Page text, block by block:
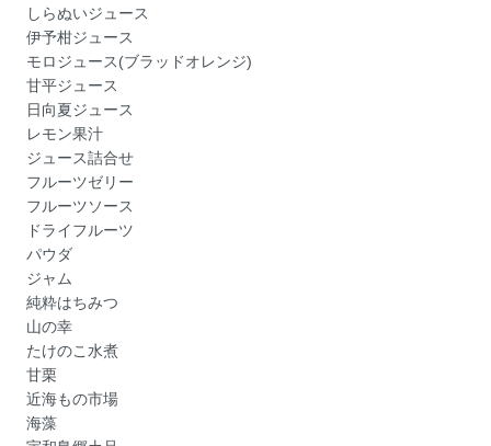
しらぬいジュース
伊予柑ジュース
モロジュース(ブラッドオレンジ)
甘平ジュース
日向夏ジュース
レモン果汁
ジュース詰合せ
フルーツゼリー
フルーツソース
ドライフルーツ
パウダ
ジャム
純粋はちみつ
山の幸
たけのこ水煮
甘栗
近海もの市場
海藻